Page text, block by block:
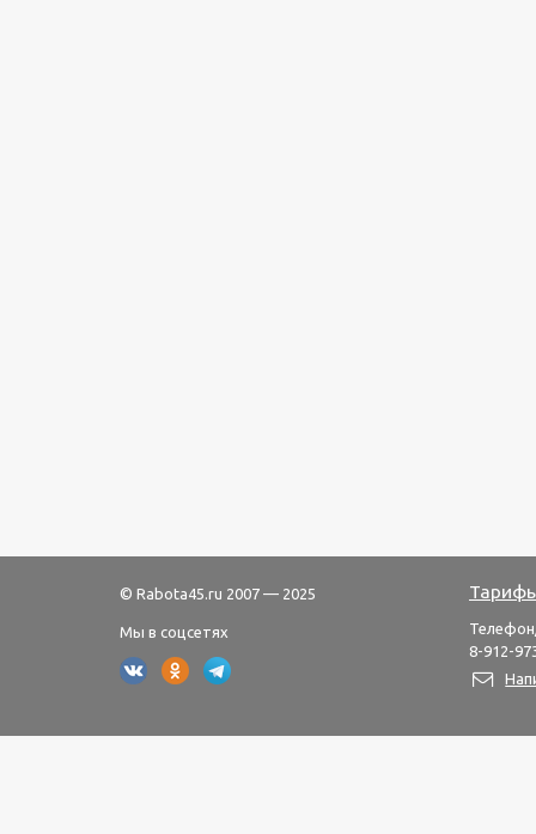
© Rabota45.ru 2007 — 2025
Мы в соцсетях
8-912-